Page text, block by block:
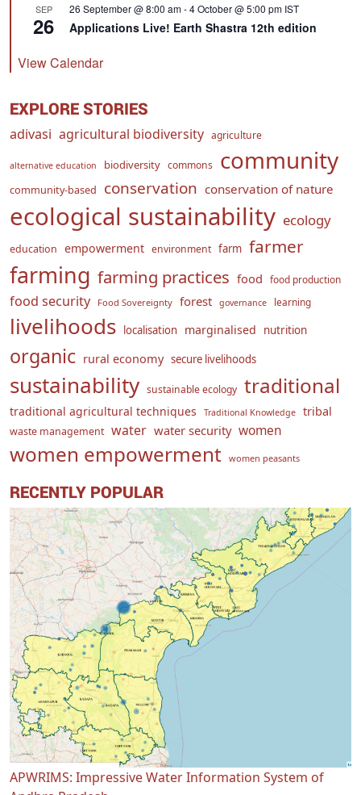
SEP
26
26 September @ 8:00 am-4 October @ 5:00 pm IST
Applications Live! Earth Shastra 12th edition
View Calendar
EXPLORE STORIES
adivasi agricultural biodiversity agriculture
alternative education biodiversity commons community
community-based conservation conservation of nature
ecological sustainability ecology
education empowerment environment farm farmer
farming farming practices food food production
food security Food Sovereignty forest governance learning
livelihoods localisation marginalised nutrition
organic rural economy secure livelihoods
sustainability sustainable ecology traditional
traditional agricultural techniques Traditional Knowledge tribal
waste management water water security women
women empowerment women peasants
RECENTLY POPULAR
APWRIMS: Impressive Water Information System of